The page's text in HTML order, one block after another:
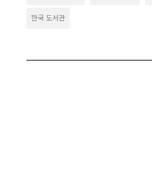
한국 도서관